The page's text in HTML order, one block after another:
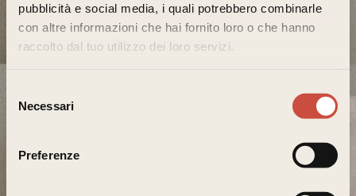
pubblicità e social media, i quali potrebbero combinarle
con altre informazioni che hai fornito loro o che hanno
raccolto dal tuo utilizzo dei loro servizi.
delNecessari
Preferenze
The holiday
home on the